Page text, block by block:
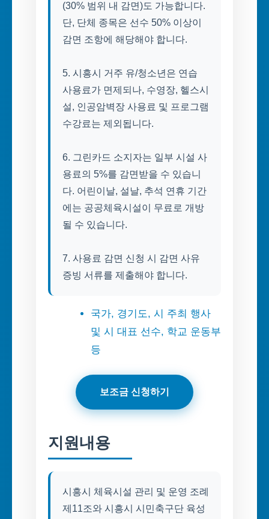
(30% 범위 내 감면)도 가능합니다.
단, 단체 종목은 선수 50% 이상이
감면 조항에 해당해야 합니다.
5. 시흥시 거주 유/청소년은 연습
사용료가 면제되나, 수영장, 헬스시
설, 인공암벽장 사용료 및 프로그램
수강료는 제외됩니다.
6. 그린카드 소지자는 일부 시설 사
용료의 5%를 감면받을 수 있습니
다. 어린이날, 설날, 추석 연휴 기간
에는 공공체육시설이 무료로 개방
될 수 있습니다.
7. 사용료 감면 신청 시 감면 사유
증빙 서류를 제출해야 합니다.
국가, 경기도, 시 주최 행사
및 시 대표 선수, 학교 운동부
등
보조금 신청하기
지원내용
시흥시 체육시설 관리 및 운영 조례
제11조와 시흥시 시민축구단 육성